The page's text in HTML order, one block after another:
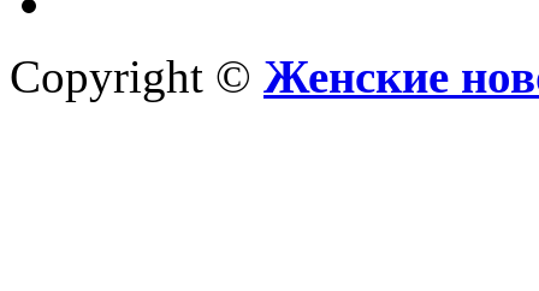
Copyright © Женские